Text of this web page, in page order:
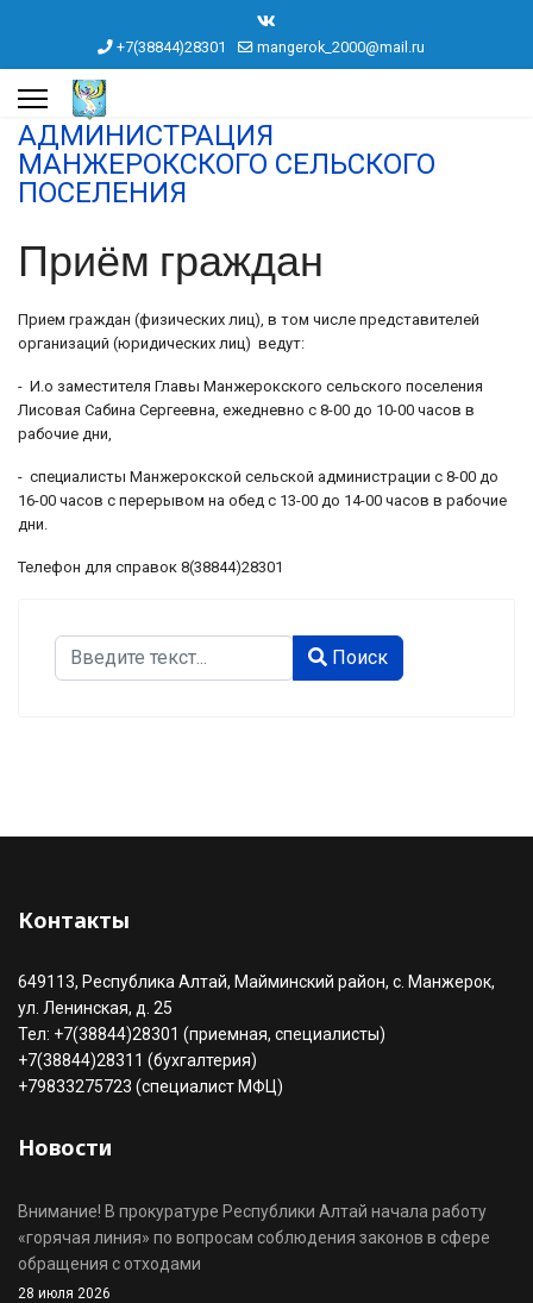
+7(38844)28301 mangerok_2000@mail.ru
АДМИНИСТРАЦИЯ
МАНЖЕРОКСКОГО СЕЛЬСКОГО
ПОСЕЛЕНИЯ
Приём граждан
Прием граждан (физических лиц), в том числе представителей
организаций (юридических лиц) ведут:
- И.о заместителя Главы Манжерокского сельского поселения
Лисовая Сабина Сергеевна, ежедневно с 8-00 до 10-00 часов в
рабочие дни,
- специалисты Манжерокской сельской администрации с 8-00 до
16-00 часов с перерывом на обед с 13-00 до 14-00 часов в рабочие
дни.
Телефон для справок 8(38844)28301
Поиск
Поиск
Контакты
649113, Республика Алтай, Майминский район, с. Манжерок,
ул. Ленинская, д. 25
Тел: +7(38844)28301 (приемная, специалисты)
+7(38844)28311 (бухгалтерия)
+79833275723 (специалист МФЦ)
Новости
Внимание! В прокуратуре Республики Алтай начала работу
«горячая линия» по вопросам соблюдения законов в сфере
обращения с отходами
28 июля 2026